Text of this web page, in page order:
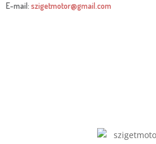
E-mail: szigetmotor@gmail.com